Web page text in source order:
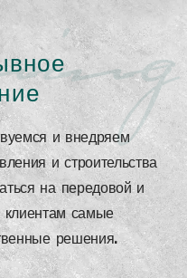
и внедряем
и строительства
на передовой и
клиентам самые
решения.